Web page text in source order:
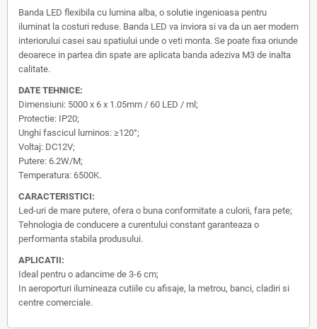
Banda LED flexibila cu lumina alba, o solutie ingenioasa pentru
iluminat la costuri reduse. Banda LED va inviora si va da un aer modern
interiorului casei sau spatiului unde o veti monta. Se poate fixa oriunde
deoarece in partea din spate are aplicata banda adeziva M3 de inalta
calitate.
DATE TEHNICE:
Dimensiuni: 5000 x 6 x 1.05mm / 60 LED / ml;
Protectie: IP20;
Unghi fascicul luminos: ≥120°;
Voltaj: DC12V;
Putere: 6.2W/M;
Temperatura: 6500K.
CARACTERISTICI:
Led-uri de mare putere, ofera o buna conformitate a culorii, fara pete;
Tehnologia de conducere a curentului constant garanteaza o
performanta stabila produsului.
APLICATII:
Ideal pentru o adancime de 3-6 cm;
In aeroporturi ilumineaza cutiile cu afisaje, la metrou, banci, cladiri si
centre comerciale.